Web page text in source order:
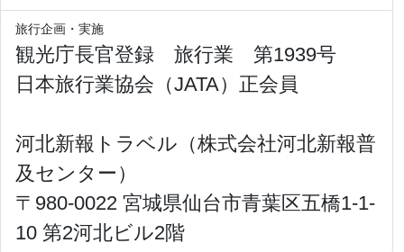
旅行企画・実施
観光庁長官登録 旅行業 第1939号
日本旅行業協会（JATA）正会員
河北新報トラベル（株式会社河北新報普
及センター）
〒980-0022 宮城県仙台市青葉区五橋1-1-
10 第2河北ビル2階